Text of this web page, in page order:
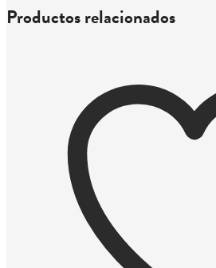
Productos relacionados